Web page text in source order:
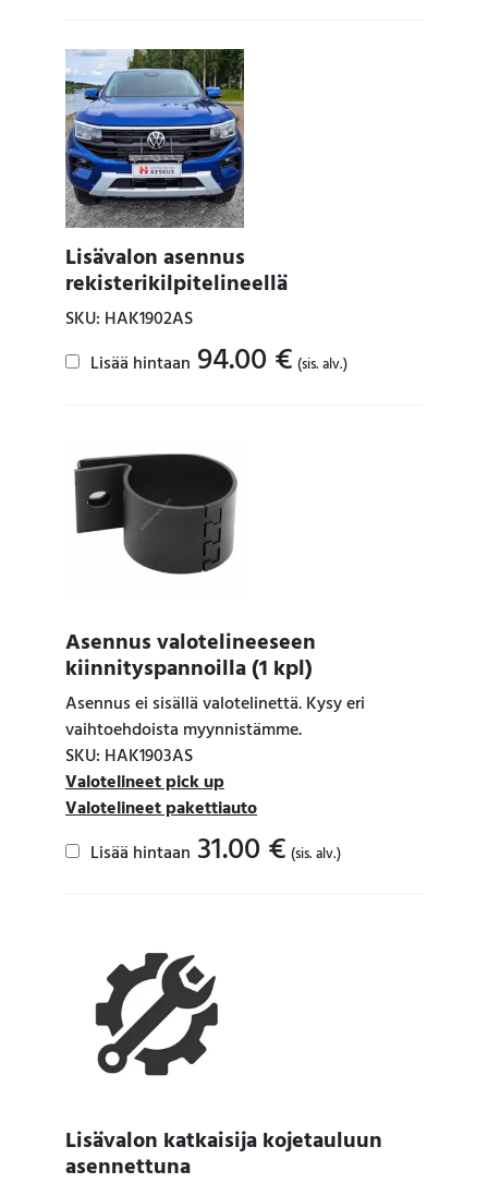
Lisävalon asennus
rekisterikilpitelineellä
SKU: HAK1902AS
Lisää hintaan 94.00 € (sis. alv.)
Asennus valotelineeseen
kiinnityspannoilla (1 kpl)
Asennus ei sisällä valotelinettä. Kysy eri
vaihtoehdoista myynnistämme.
SKU: HAK1903AS
Valotelineet pick up
Valotelineet pakettiauto
Lisää hintaan 31.00 € (sis. alv.)
Lisävalon katkaisija kojetauluun
asennettuna